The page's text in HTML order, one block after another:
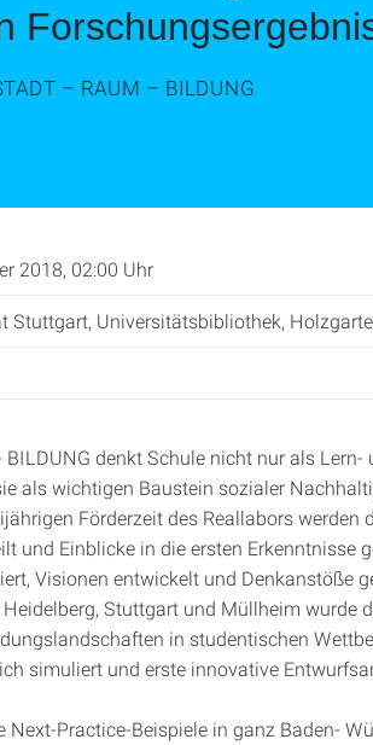
– RAUM – BILDUNG
2018, 02:00 Uhr
Stuttgart, Universitätsbibliothek,
BILDUNG denkt Schule nicht nur als Lern-
als wichtigen Baustein sozialer
Förderzeit des Reallabors werden
und Einblicke in die ersten Erkenntnisse
Visionen entwickelt und Denkanstöße
Stuttgart und Müllheim wurde
in studentischen
simuliert und erste innovative
Practice-Beispiele in ganz Baden-